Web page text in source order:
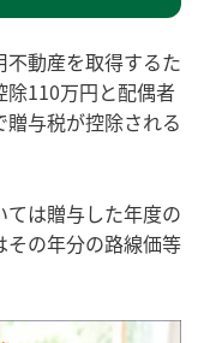
動産を取得するた
除110万円と配偶者
与税が控除される
は贈与した年度の
の年分の路線価等